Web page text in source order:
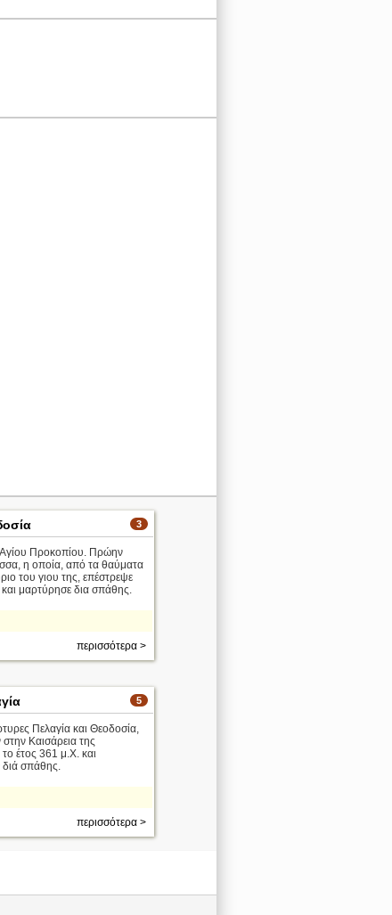
3
Προκοπίου. Πρώην
η οποία, από τα θαύματα
του γιου της, επέστρεψε
μαρτύρησε δια σπάθης.
περισσότερα >
5
Πελαγία και Θεοδοσία,
Καισάρεια της
το έτος 361 μ.Χ. και
διά σπάθης.
περισσότερα >